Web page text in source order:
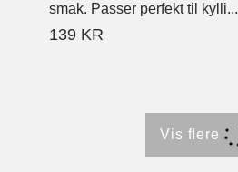
smak. Passer perfekt til kylli...
139 KR
Vis ﬂere